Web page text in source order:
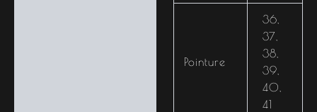
Pointure
36
37
38
39
40
41